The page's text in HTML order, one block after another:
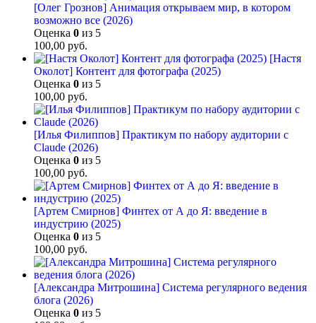
[Олег Грознов] Анимация открываем мир, в котором
возможно все (2026)
Оценка 0 из 5
100,00 руб.
[Настя
Околот] Контент для фотографа (2025)
Оценка 0 из 5
100,00 руб.
[Илья Филиппов] Практикум по набору аудитории с
Claude (2026)
Оценка 0 из 5
100,00 руб.
[Артем Смирнов] Финтех от А до Я: введение в
индустрию (2025)
Оценка 0 из 5
100,00 руб.
[Александра Митрошина] Система регулярного ведения
блога (2026)
Оценка 0 из 5